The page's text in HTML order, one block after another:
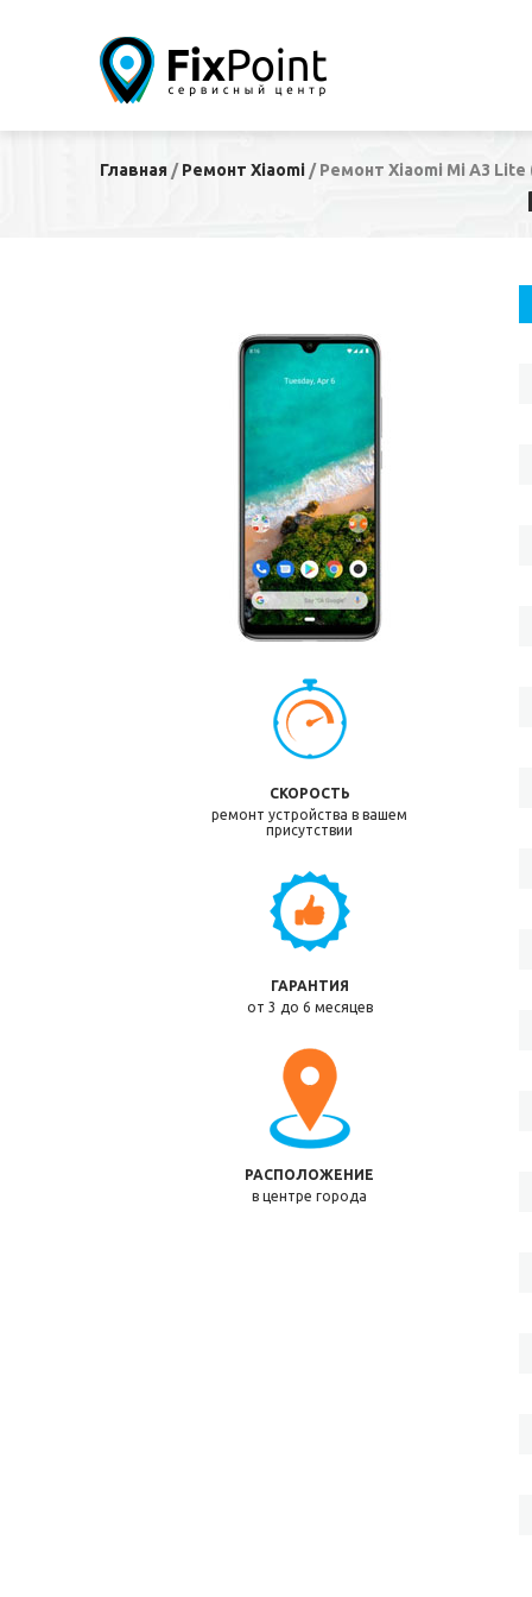
Главная /Ремонт Xiaomi /Ремонт Xiaomi Mi A3 Lite
СКОРОСТЬ
ремонт устройства в вашем
присутствии
ГАРАНТИЯ
от 3 до 6 месяцев
РАСПОЛОЖЕНИЕ
в центре города